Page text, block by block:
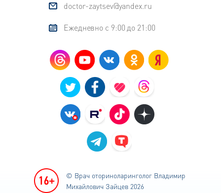
doctor-zaytsev@yandex.ru
Ежедневно с 9:00 до 21:00
© Врач оториноларинголог Владимир
Михайлович Зайцев 2026